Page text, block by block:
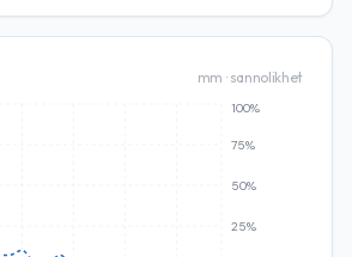
mm · sannolikhet
25%
50%
75%
100%